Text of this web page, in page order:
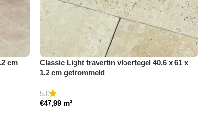
cm
Classic Light travertin vloertegel 40.6 x 61 x
1.2 cm getrommeld
5.0
€47,99 m²